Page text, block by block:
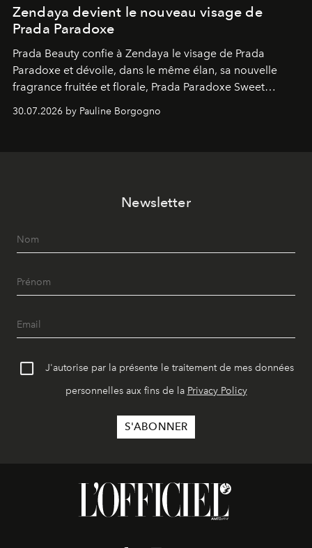
Zendaya devient le nouveau visage de
Prada Paradoxe
Prada Beauty confie à Zendaya le visage de Prada
Paradoxe et dévoile, dans le même élan, sa nouvelle
fragrance fruitée et florale, Prada Paradoxe Sweet
30.07.2026 by Pauline Borgogno
Newsletter
J'autorise par la présente le traitement de mes données
personnelles aux fins de la Privacy Policy